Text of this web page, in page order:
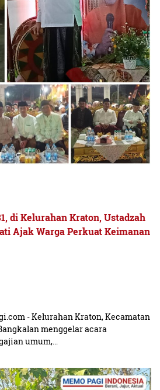
di Kelurahan Kraton, Ustadzah
Ajak Warga Perkuat Keimanan
- Kelurahan Kraton, Kecamatan
menggelar acara
umum,…